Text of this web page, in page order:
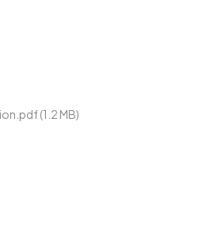
(1.2 MB)